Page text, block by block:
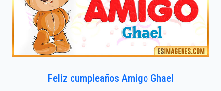
Feliz cumpleaños Amigo Ghael